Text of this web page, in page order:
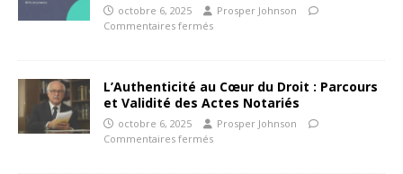
octobre 6, 2025
Prosper Johnson
Commentaires fermés
L’Authenticité au Cœur du Droit : Parcours
et Validité des Actes Notariés
octobre 6, 2025
Prosper Johnson
Commentaires fermés